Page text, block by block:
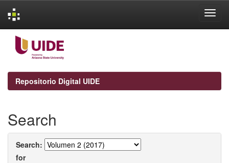
navigation
Repositorio Digital UIDE
Search
Search:
for